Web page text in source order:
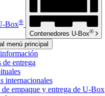
Box®
Contenedores U-Box®
menú principal
de entrega
internacionales
empaque y entrega de U-Box